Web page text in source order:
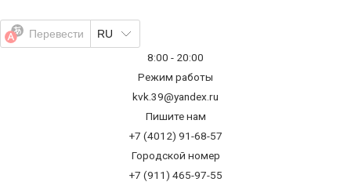
содержимому
Перевести
RU
8:00 - 20:00
Режим работы
kvk.39@yandex.ru
Пишите нам
+7 (4012) 91-68-57
Городской номер
+7 (911) 465-97-55